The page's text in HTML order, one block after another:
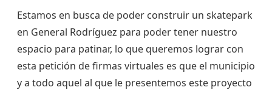
Estamos en busca de poder construir un skatepark
en General Rodríguez para poder tener nuestro
espacio para patinar, lo que queremos lograr con
esta petición de firmas virtuales es que el municipio
y a todo aquel al que le presentemos este proyecto